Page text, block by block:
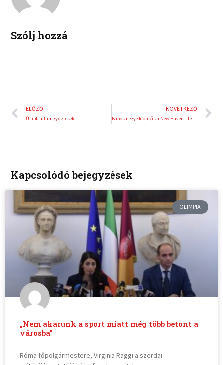
n
Szólj hozzá
Előző
ELŐZŐ
Újabb futamgyőztesek
KÖVETKEZŐ
Babos negyeddöntős a New Haven-i tenisztornán
Kapcsolódó bejegyzések
OLIMPIA
„Nem akarunk a sport miatt még több betont a
városba”
Róma főpolgármestere, Virginia Raggi a szerdai